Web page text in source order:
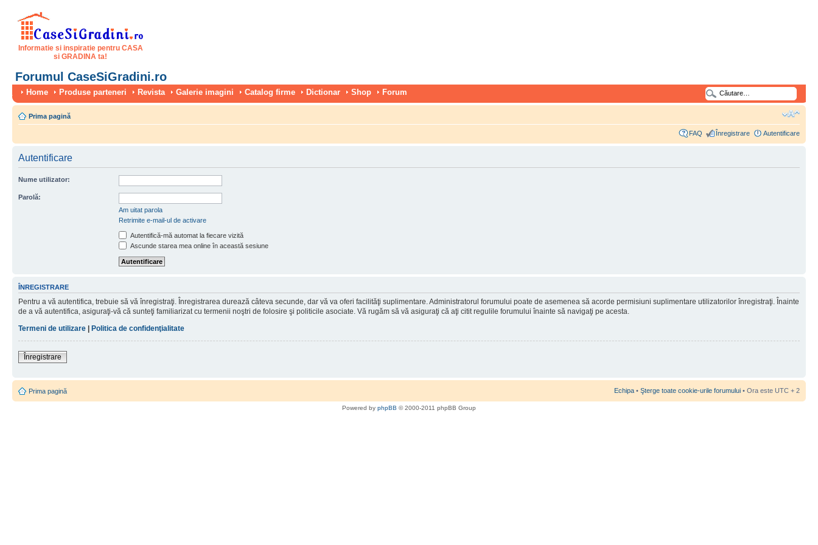
Informatie si inspiratie pentru CASA
si GRADINA ta!
Forumul CaseSiGradini.ro
Home Produse parteneri Revista Galerie imagini Catalog firme Dictionar Shop Forum
Prima pagină
FAQ Înregistrare Autentificare
Autentificare
Nume utilizator:
Parolă:
Am uitat parola
Retrimite e-mail-ul de activare
Autentifică-mă automat la fiecare vizită
Ascunde starea mea online în această sesiune
ÎNREGISTRARE
Pentru a vă autentifica, trebuie să vă înregistraţi. Înregistrarea durează câteva secunde, dar vă va oferi facilităţi suplimentare. Administratorul forumului poate de asemenea să acorde permisiuni suplimentare utilizatorilor înregistraţi. Înainte
de a vă autentifica, asiguraţi-vă că sunteţi familiarizat cu termenii noştri de folosire şi politicile asociate. Vă rugăm să vă asiguraţi că aţi citit regulile forumului înainte să navigaţi pe acesta.
Termeni de utilizare | Politica de confidenţialitate
Înregistrare
Prima pagină Echipa • Şterge toate cookie-urile forumului • Ora este UTC + 2
Powered by phpBB © 2000-2011 phpBB Group